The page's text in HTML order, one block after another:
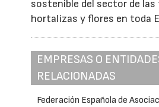
sostenible del sector de
hortalizas y flores en toda
EMPRESAS O
RELACIONADAS
Federación Española de